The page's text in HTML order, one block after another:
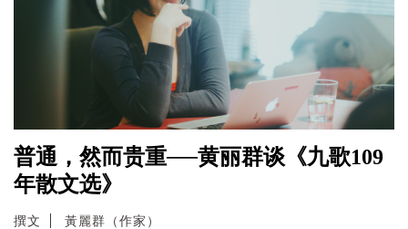
普通，然而贵重──黄丽群谈《九歌109
年散文选》
撰文 黃麗群（作家）